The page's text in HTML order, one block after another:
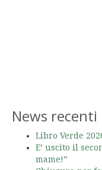
News recenti
Libro Verde
E’ uscito il
mame!”